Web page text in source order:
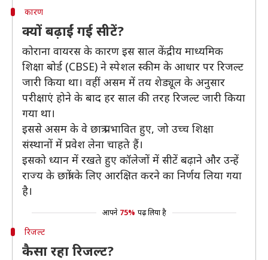
कारण
क्यों बढ़ाईं गई सीटें?
कोराना वायरस के कारण इस साल केंद्रीय माध्यमिक
शिक्षा बोर्ड (CBSE) ने स्पेशल स्कीम के आधार पर रिजल्ट
जारी किया था। वहीं असम में तय शेड्यूल के अनुसार
परीक्षाएं होने के बाद हर साल की तरह रिजल्ट जारी किया
गया था।
इससे असम के वे छात्र प्रभावित हुए, जो उच्च शिक्षा
संस्थानों में प्रवेश लेना चाहते हैं।
इसको ध्यान में रखते हुए कॉलेजों में सीटें बढ़ाने और उन्हें
राज्य के छात्रों के लिए आरक्षित करने का निर्णय लिया गया
है।
आपने 75% पढ़ लिया है
रिजल्ट
कैसा रहा रिजल्ट?